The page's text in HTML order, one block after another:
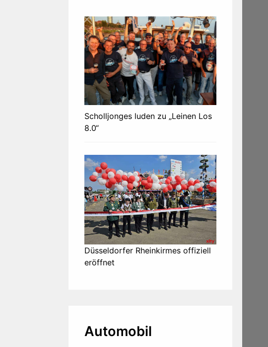
Scholljonges luden zu „Leinen Los
8.0“
Düsseldorfer Rheinkirmes offiziell
eröffnet
Automobil